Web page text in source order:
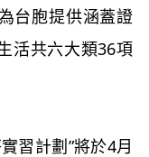
台胞提供涵蓋證
活共六大類36項
習計劃”將於4月